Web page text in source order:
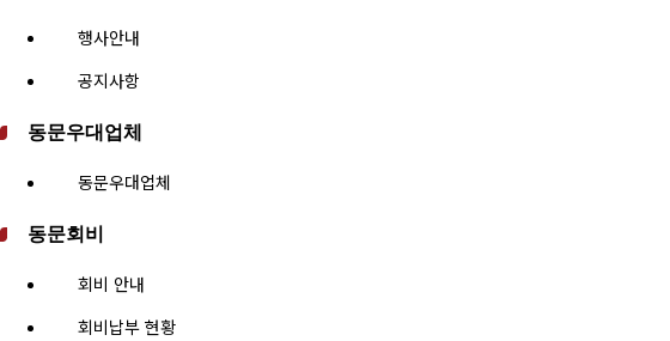
행사안내
공지사항
동문우대업체
동문우대업체
동문회비
회비 안내
회비납부 현황